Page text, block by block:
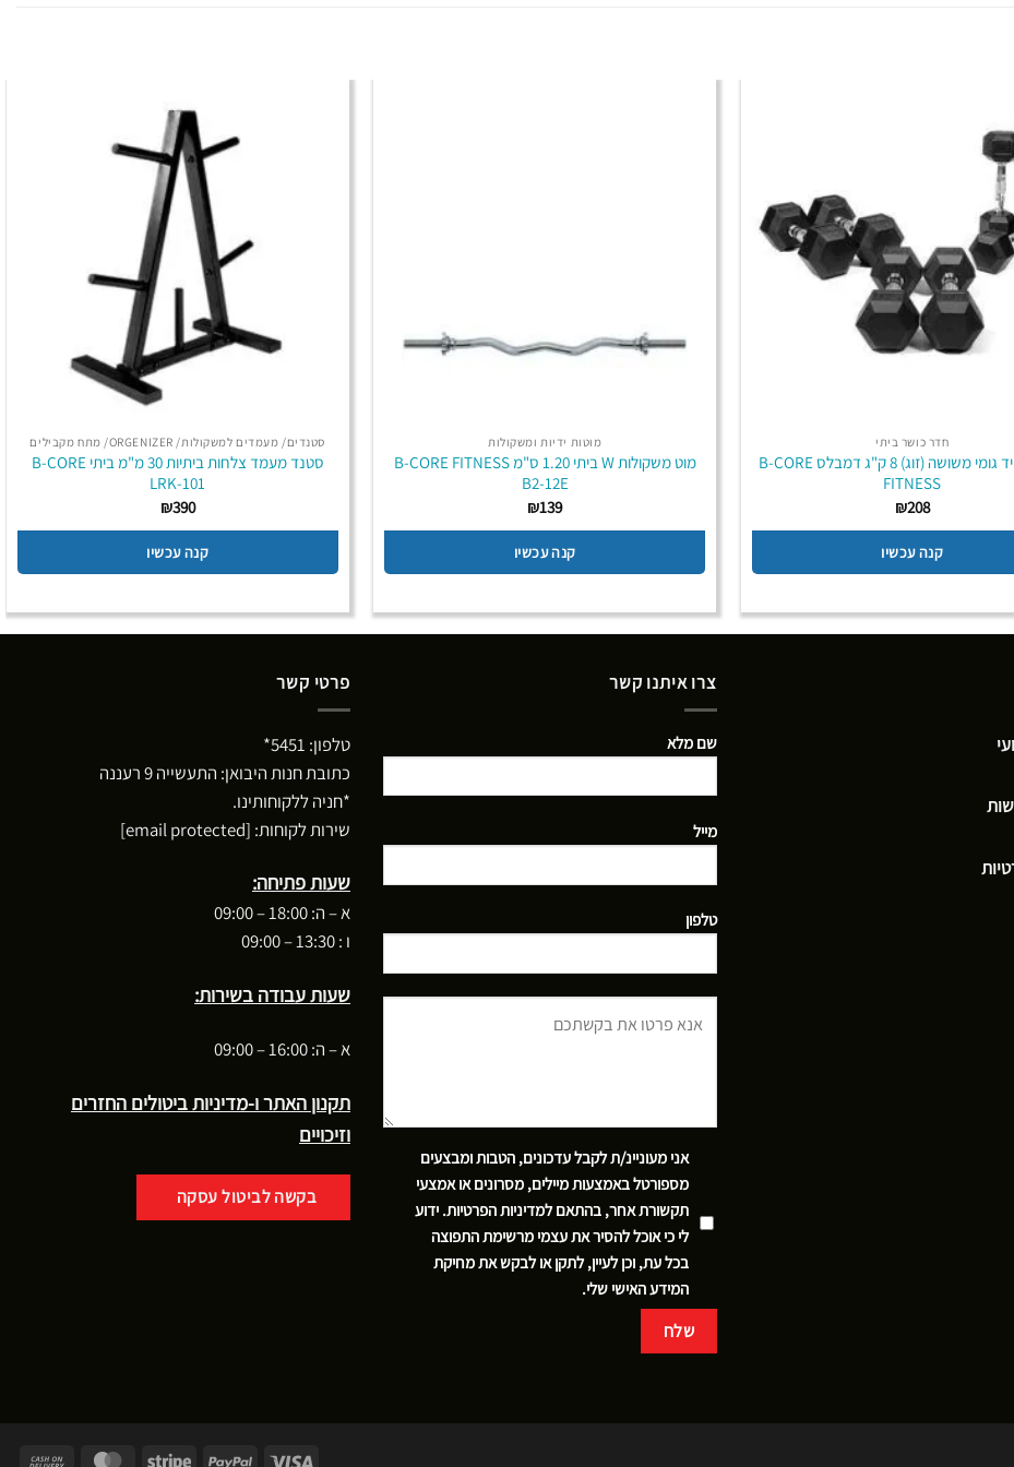
חדר כושר ביתי
משקולת יד גומי משושה (זוג) 8 ק"ג דמבלס B-CORE
FITNESS
₪208
קנה עכשיו
מוטות ידיות ומשקולות
מוט משקולות W ביתי 1.20 ס"מ B-CORE FITNESS
B2-12E
₪139
קנה עכשיו
סטנדים/ מעמדים למשקולות/ ORGENIZER/ מתח מקבילים
סטנד מעמד צלחות ביתיות 30 מ"מ ביתי B-CORE
LRK-101
₪390
קנה עכשיו
צרו איתנו קשר
שם מלא
מייל
טלפון
אני מעוניינ/ת לקבל עדכונים, הטבות ומבצעים
מספורטל באמצעות מיילים, מסרונים או אמצעי
תקשורת אחר, בהתאםלמדיניות הפרטיות. ידוע
לי כי אוכל להסיר את עצמי מרשימת התפוצה
בכל עת, וכן לעיין, לתקן או לבקש את מחיקת
המידע האישי שלי.
פרטי קשר
טלפון: 5451*
כתובת חנות היבואן: התעשייה 9 רעננה
*חניה ללקוחותינו.
שירות לקוחות: [email protected]
שעות פתיחה:
א – ה: 18:00 – 09:00
ו : 13:30 – 09:00
שעות עבודה בשירות:
א – ה: 16:00 – 09:00
תקנון האתר ו-מדיניות ביטולים החזרים
וזיכויים
בקשה לביטול עסקה
Visa
PayPal
Stripe
MasterCard